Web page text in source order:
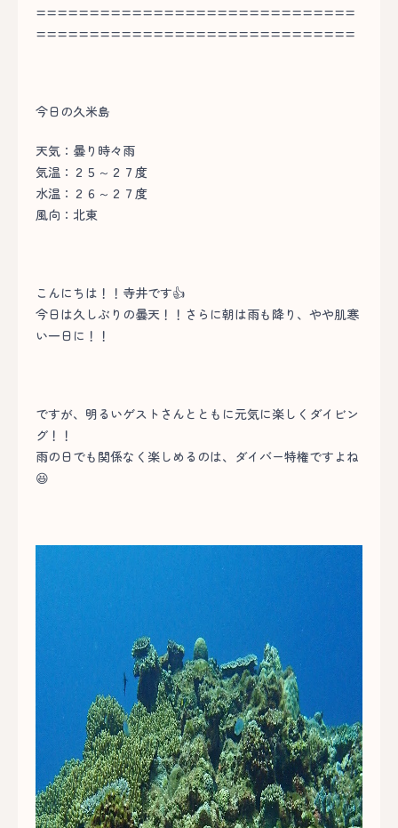
==============================
==============================
今日の久米島
天気：曇り時々雨
気温：２５～２７度
水温：２６～２７度
風向：北東
こんにちは！！寺井です👍
今日は久しぶりの曇天！！さらに朝は雨も降り、やや肌寒
い一日に！！
ですが、明るいゲストさんとともに元気に楽しくダイビン
グ！！
雨の日でも関係なく楽しめるのは、ダイバー特権ですよね
😆